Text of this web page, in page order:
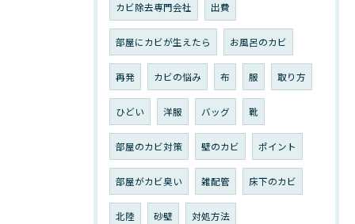
カビ除去専門会社 出費
部屋にカビが生えたら お風呂のカビ
再発 カビの悩み 布 服 取り方
ひどい 洋服 バッグ 靴
部屋のカビ対策 壁のカビ ポイント
部屋がカビ臭い 雑配管 床下のカビ
北陸 砂壁 対処方法